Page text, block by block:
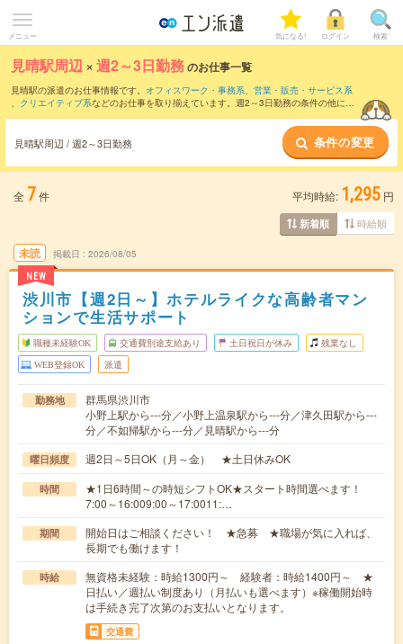
メニュー 気になる! ログイン 検索
見晴駅周辺 ×週2～3日勤務のお仕事一覧
見晴駅の派遣のお仕事情報です。 オフィスワーク・事務系、 営業・販売・サービス系
、 クリエイティブ系などのお仕事を取り揃えています。週2～3日勤務の条件の他に、
見晴駅周辺 / 週2～3日勤務 条件の変更
全 7件 平均時給: 1,295 円
新着順 時給順
未読
NEW
掲載日 2026/08/05
渋川市【週2日～】ホテルライクな高齢者マン
ションで生活サポート
職種未経験OK 交通費別途支給あり 土日祝日が休み 残業なし
WEB登録OK 派遣
勤務地
群馬県渋川市
小野上駅から---分／小野上温泉駅から---分／津久田駅から---
分／不如帰駅から---分／見晴駅から---分
曜日頻度 週2日～5日OK（月～金） ★土日休みOK
時間
★1日6時間～の時短シフトOK★スタート時間選べます！
7:00～16:009:00～17:0011:…
期間
開始日はご相談ください！ ★急募 ★職場が気に入れば、
長期でも働けます！
時給
無資格未経験：時給1300円～ 経験者：時給1400円～ ★
日払い／週払い制度あり（月払いも選べます）※稼働開始時
は手続き完了次第のお支払いとなります。
交通費